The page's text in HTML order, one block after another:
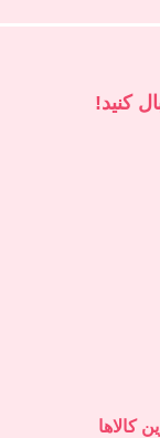
کالاها
کنید!